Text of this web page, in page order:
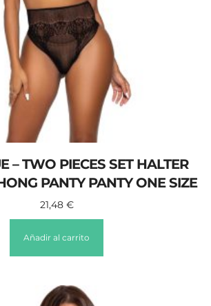
– TWO PIECES SET HALTER
PANTY PANTY ONE SIZE
21,48 €
Añadir al carrito